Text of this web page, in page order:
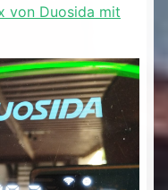
von Duosida mit